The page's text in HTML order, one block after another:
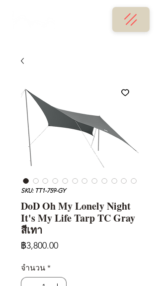
SKU: TT1-759-GY
DoD Oh My Lonely Night
It's My Life Tarp TC Gray
สีเทา
฿3,800.00ราคา
จำนวน *